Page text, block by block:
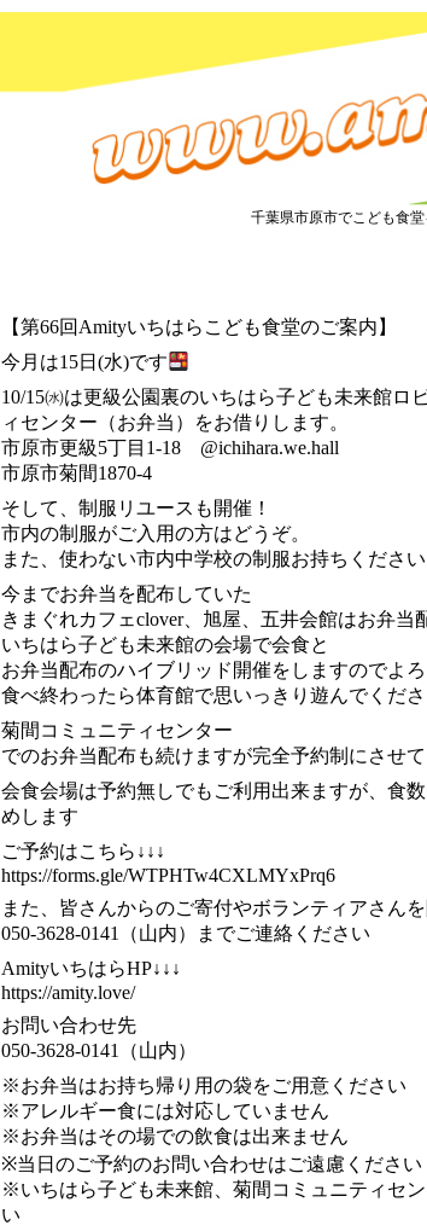
千葉県市原市でこども食
【第66回Amityいちはらこども食堂のご案内】
今月は15日(水)です
10/15㈬は更級公園裏のいちはら子ども未来館ロ
ィセンター（お弁当）をお借りします。
市原市更級5丁目1-18 @ichihara.we.hall
市原市菊間1870-4
そして、制服リユースも開催！
市内の制服がご入用の方はどうぞ。
また、使わない市内中学校の制服お持ちください
今までお弁当を配布していた
きまぐれカフェclover、旭屋、五井会館はお弁当
いちはら子ども未来館の会場で会食と
お弁当配布のハイブリッド開催をしますのでよろ
食べ終わったら体育館で思いっきり遊んでくだ
菊間コミュニティセンター
でのお弁当配布も続けますが完全予約制にさせて
会食会場は予約無しでもご利用出来ますが、食
めします
ご予約はこちら↓↓↓
https://forms.gle/WTPHTw4CXLMYxPrq6
また、皆さんからのご寄付やボランティアさん
050-3628-0141（山内）までご連絡ください
AmityいちはらHP↓↓↓
https://amity.love/
お問い合わせ先
050-3628-0141（山内）
※お弁当はお持ち帰り用の袋をご用意ください
※アレルギー食には対応していません
※お弁当はその場での飲食は出来ません
※当日のご予約のお問い合わせはご遠慮ください
※いちはら子ども未来館、菊間コミュニティセ
い